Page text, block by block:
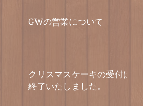
GWの営業について
クリスマスケーキの受付は
終了いたしました。